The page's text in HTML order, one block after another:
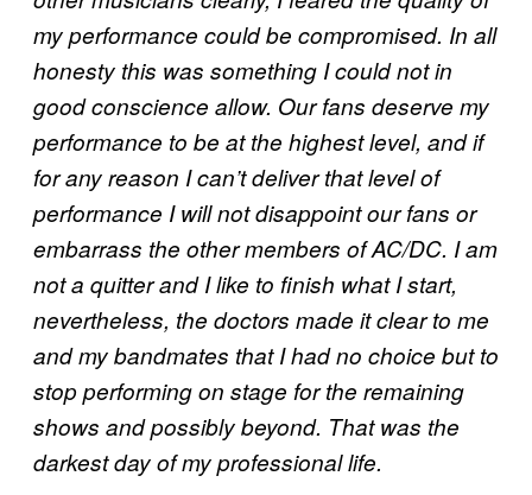
my performance could be compromised. In all
honesty this was something I could not in
good conscience allow. Our fans deserve my
performance to be at the highest level, and if
for any reason I can’t deliver that level of
performance I will not disappoint our fans or
embarrass the other members of AC/DC. I am
not a quitter and I like to finish what I start,
nevertheless, the doctors made it clear to me
and my bandmates that I had no choice but to
stop performing on stage for the remaining
shows and possibly beyond. That was the
darkest day of my professional life.